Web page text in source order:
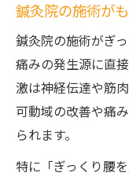
鍼灸院の施術が
鍼灸院の施術がぎ
痛みの発生源に直
激は神経伝達や筋
可動域の改善や痛
られます。
特に「ぎっくり腰